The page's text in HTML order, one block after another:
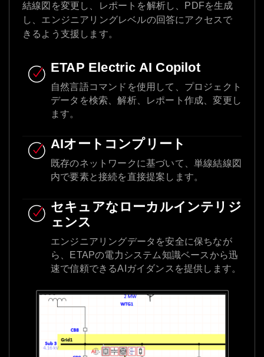
結線図を変更し、レポートを解析し、PDFを生成
し、エンジニアリングレベルの回答にアクセスで
きるよう支援します。
ETAP Electric AI Copilot
自然言語コマンドを使用して、プロジェクト
データを検索、解析、レポート作成、変更し
ます。
AIオートコンプリート
既存のネットワークに基づいて、単線結線図
内で要素と接続を直接提案します。
セキュアなローカルインテリジ
ェンス
エンジニアリングデータを安全に保ちなが
ら、ETAPの電力システム知識ベースから迅
速で信頼できるAIガイダンスを提供します。